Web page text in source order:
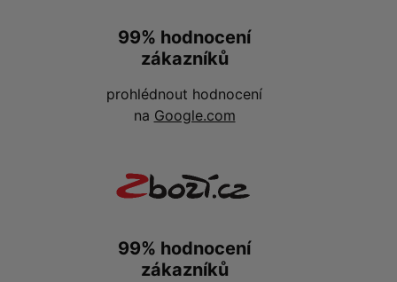
99% hodnocení
zákazníků
prohlédnout hodnocení
na Google.com
99% hodnocení
zákazníků